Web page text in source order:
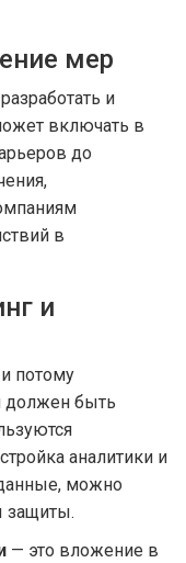
мер
и
включать в
до
в
и
потому
должен быть
аналитики и
можно
защиты.
— это вложение в